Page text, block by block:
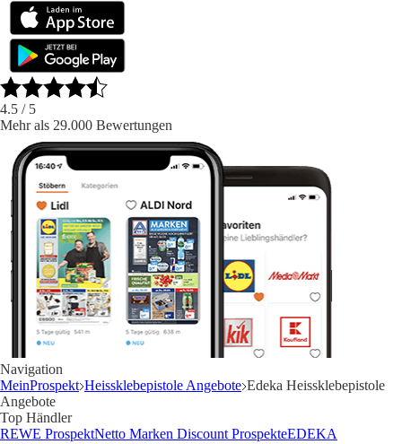
4.5 / 5
Mehr als 29.000 Bewertungen
Navigation
MeinProspekt Heissklebepistole Angebote Edeka Heissklebepistole
Angebote
Top Händler
REWE ProspektNetto Marken Discount ProspekteEDEKA